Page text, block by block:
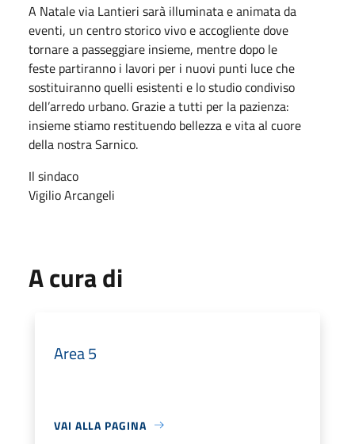
A Natale via Lantieri sarà illuminata e animata da
eventi, un centro storico vivo e accogliente dove
tornare a passeggiare insieme, mentre dopo le
feste partiranno i lavori per i nuovi punti luce che
sostituiranno quelli esistenti e lo studio condiviso
dell’arredo urbano. Grazie a tutti per la pazienza:
insieme stiamo restituendo bellezza e vita al cuore
della nostra Sarnico.
Il sindaco
Vigilio Arcangeli
A cura di
Area 5
VAI ALLA PAGINA